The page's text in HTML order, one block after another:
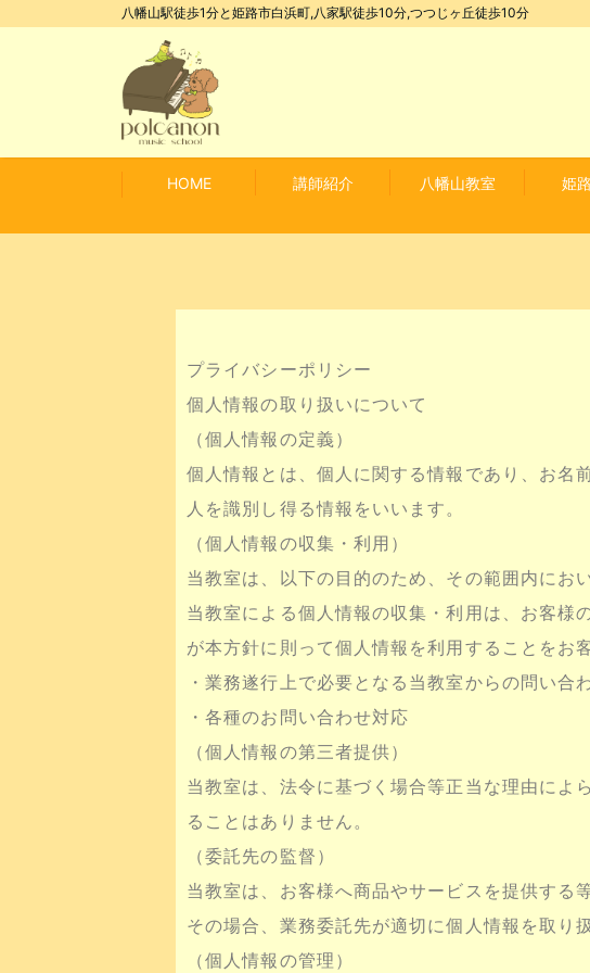
八幡山駅徒歩1分と姫路市白浜町,八家駅徒歩10分,つつじヶ丘徒歩10分
HOME 講師紹介 八幡山教室 姫
プライバシーポリシー
個人情報の取り扱いについて
（個人情報の定義）
個人情報とは、個人に関する情報であり、お名
人を識別し得る情報をいいます。
（個人情報の収集・利用）
当教室は、以下の目的のため、その範囲内にお
当教室による個人情報の収集・利用は、お客様
が本方針に則って個人情報を利用することをお
・業務遂行上で必要となる当教室からの問い
・各種のお問い合わせ対応
（個人情報の第三者提供）
当教室は、法令に基づく場合等正当な理由によ
ることはありません。
（委託先の監督）
当教室は、お客様へ商品やサービスを提供する
その場合、業務委託先が適切に個人情報を取り
（個人情報の管理）